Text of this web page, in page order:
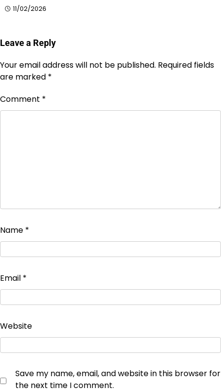
11/02/2026
Leave a Reply
Your email address will not be published. Required fields
are marked *
Comment *
Name *
Email *
Website
Save my name, email, and website in this browser for
the next time I comment.